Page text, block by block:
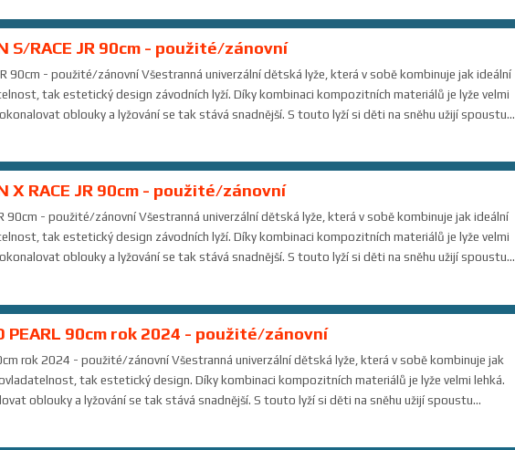
S/RACE JR 90cm - použité/zánovní
90cm - použité/zánovní Všestranná univerzální dětská lyže, která v sobě kombinuje jak ideální
tak estetický design závodních lyží. Díky kombinaci kompozitních materiálů je lyže velmi
oblouky a lyžování se tak stává snadnější. S touto lyží si děti na sněhu užijí spoustu...
X RACE JR 90cm - použité/zánovní
90cm - použité/zánovní Všestranná univerzální dětská lyže, která v sobě kombinuje jak ideální
tak estetický design závodních lyží. Díky kombinaci kompozitních materiálů je lyže velmi
oblouky a lyžování se tak stává snadnější. S touto lyží si děti na sněhu užijí spoustu...
PEARL 90cm rok 2024 - použité/zánovní
rok 2024 - použité/zánovní Všestranná univerzální dětská lyže, která v sobě kombinuje jak
tak estetický design. Díky kombinaci kompozitních materiálů je lyže velmi lehká.
oblouky a lyžování se tak stává snadnější. S touto lyží si děti na sněhu užijí spoustu...